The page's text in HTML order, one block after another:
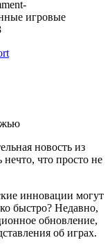
игровые
новость из
что просто не
инновации могут
быстро? Недавно,
обновление,
об играх.